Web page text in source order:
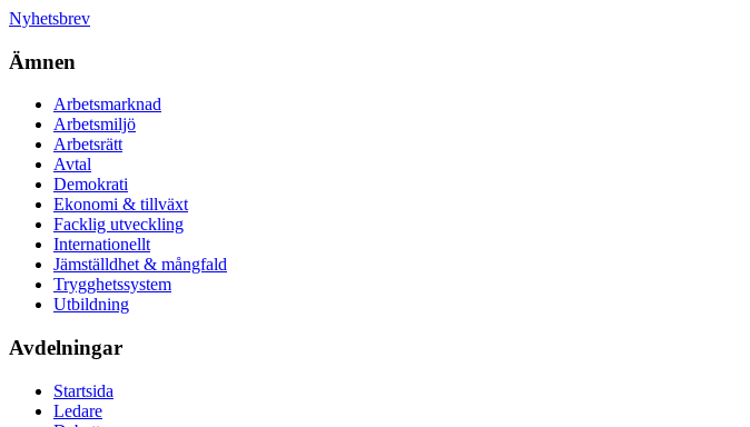
Nyhetsbrev
Ämnen
Arbetsmarknad
Arbetsmiljö
Arbetsrätt
Avtal
Demokrati
Ekonomi & tillväxt
Facklig utveckling
Internationellt
Jämställdhet & mångfald
Trygghetssystem
Utbildning
Avdelningar
Startsida
Ledare